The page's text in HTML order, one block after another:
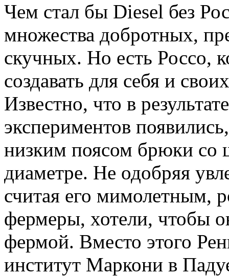
Чем стал бы Diesel без
множества добротных,
скучных. Но есть Россо,
создавать для себя и
Известно, что в
экспериментов
низким поясом брюки со
диаметре. Не одобряя
считая его мимолетным,
фермеры, хотели, чтобы
фермой. Вместо этого
институт Маркони в